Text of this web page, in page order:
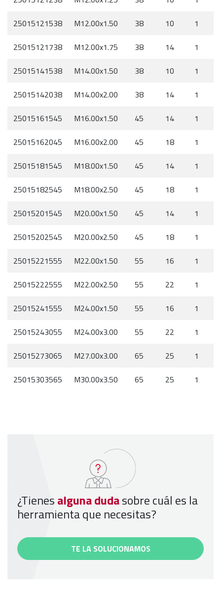
25015121538
M12.00x1.50 38 10
1
25015121738
M12.00x1.75 38 14
1
25015141538
M14.00x1.50 38 10
1
25015142038
M14.00x2.00 38 14
1
25015161545
M16.00x1.50 45 14
1
25015162045
M16.00x2.00 45 18
1
25015181545
M18.00x1.50 45 14
1
25015182545
M18.00x2.50 45 18
1
25015201545
M20.00x1.50 45 14
1
25015202545
M20.00x2.50 45 18
1
25015221555
M22.00x1.50 55 16
1
25015222555
M22.00x2.50 55 22
1
25015241555
M24.00x1.50 55 16
1
25015243055
M24.00x3.00 55 22
1
25015273065
M27.00x3.00 65 25
1
25015303565
M30.00x3.50 65 25 1
¿Tienesalguna dudasobre cuál es la
herramienta que necesitas?
TE LA SOLUCIONAMOS